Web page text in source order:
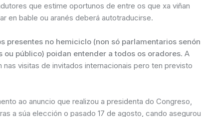
que estime oportunos de entre os que xa viñan
en bable ou aranés deberá autotraducirse.
presentes no hemiciclo (non só parlamentarios senón
público) poidan entender a todos os oradores. A
visitas de invitados internacionais pero ten previsto
ao anuncio que realizou a presidenta do Congreso,
a súa elección o pasado 17 de agosto, cando asegurou